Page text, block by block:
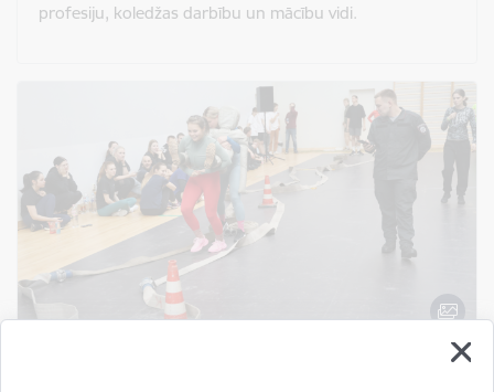
profesiju, koledžas darbību un mācību vidi.